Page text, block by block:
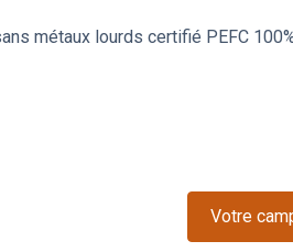
métaux lourds certifié PEFC
Votre